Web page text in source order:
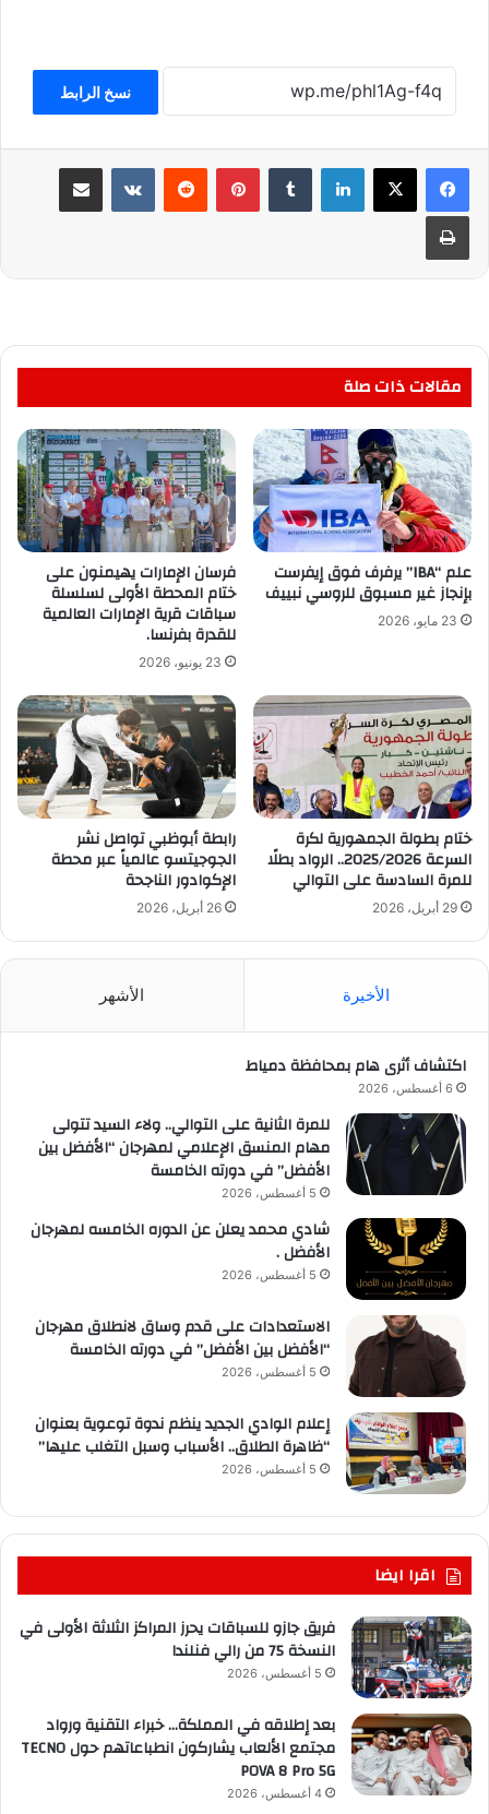
نسخ الرابط
لينكدإن بينتيريست مشاركة عبر البريد
طباعة
مقالات ذات صلة
علم “IBA” يرفرف فوق إيفرست
بإنجاز غير مسبوق للروسي نبييف
23 مايو، 2026
فرسان الإمارات يهيمنون على
ختام المحطة الأولى لسلسلة
سباقات قرية الإمارات العالمية
للقدرة بفرنسا.
23 يونيو، 2026
ختام بطولة الجمهورية لكرة
السرعة 2025/2026.. الرواد بطلًا
للمرة السادسة على التوالي
29 أبريل، 2026
رابطة أبوظبي تواصل نشر
الجوجيتسو عالمياً عبر محطة
الإكوادور الناجحة
26 أبريل، 2026
الأخيرة الأشهر
اكتشاف أثرى هام بمحافظة دمياط
6 أغسطس، 2026
للمرة الثانية على التوالي.. ولاء السيد تتولى
مهام المنسق الإعلامي لمهرجان “الأفضل بين
الأفضل” في دورته الخامسة
5 أغسطس، 2026
شادي محمد يعلن عن الدوره الخامسه لمهرجان
الأفضل .
5 أغسطس، 2026
الاستعدادات على قدم وساق لانطلاق مهرجان
“الأفضل بين الأفضل” في دورته الخامسة
5 أغسطس، 2026
إعلام الوادي الجديد ينظم ندوة توعوية بعنوان
“ظاهرة الطلاق.. الأسباب وسبل التغلب عليها”
5 أغسطس، 2026
اقرا ايضا
فريق جازو للسباقات يحرز المراكز الثلاثة الأولى في
النسخة 75 من رالي فنلندا
5 أغسطس، 2026
بعد إطلاقه في المملكة… خبراء التقنية ورواد
مجتمع الألعاب يشاركون انطباعاتهم حول TECNO
POVA 8 Pro 5G
4 أغسطس، 2026